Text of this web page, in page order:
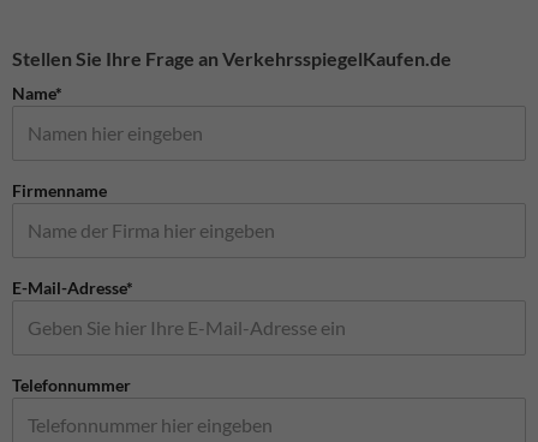
Stellen Sie Ihre Frage an VerkehrsspiegelKaufen.de
Name*
Firmenname
E-Mail-Adresse*
Telefonnummer